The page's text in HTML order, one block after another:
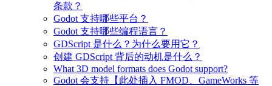
条款？
Godot 支持哪些平台？
Godot 支持哪些编程语言？
GDScript 是什么？为什么要用它？
创建 GDScript 背后的动机是什么？
What 3D model formats does Godot support?
Godot 会支持【此处插入 FMOD、GameWorks 等